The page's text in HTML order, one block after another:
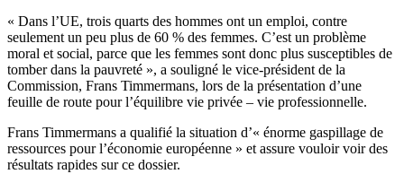
« Dans l’UE, trois quarts des hommes ont un emploi, contre
seulement un peu plus de 60 % des femmes. C’est un problème
moral et social, parce que les femmes sont donc plus susceptibles de
tomber dans la pauvreté », a souligné le vice-président de la
Commission, Frans Timmermans, lors de la présentation d’une
feuille de route pour l’équilibre vie privée – vie professionnelle.
Frans Timmermans a qualifié la situation d’« énorme gaspillage de
ressources pour l’économie européenne » et assure vouloir voir des
résultats rapides sur ce dossier.